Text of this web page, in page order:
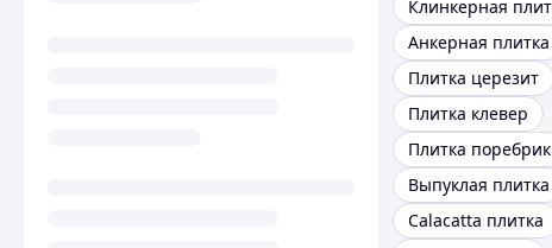
Анкерная плитка
Плитка церезит
Плитка клевер
Плитка поребрик
Выпуклая плитка
Calacatta плитка